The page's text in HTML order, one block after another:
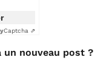
Captcha ⇗
un nouveau post ?